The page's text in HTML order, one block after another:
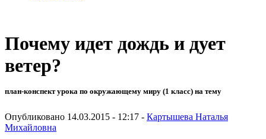
Почему идет дождь и дует
ветер?
план-конспект урока по окружающему миру (1 класс) на тему
Опубликовано 14.03.2015 - 12:17 - Картышева Наталья
Михайловна